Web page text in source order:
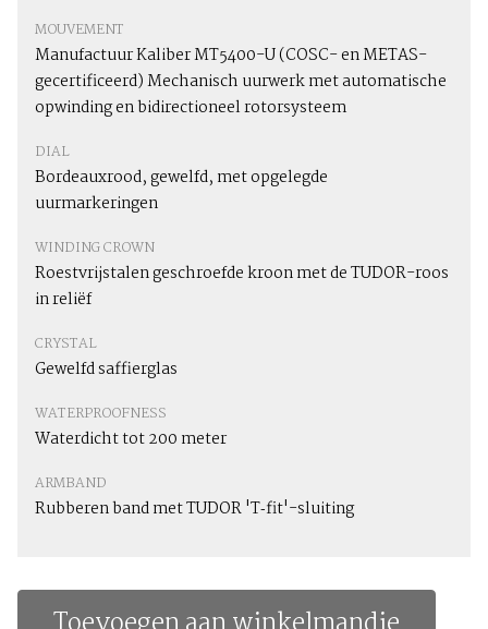
MOUVEMENT
Manufactuur Kaliber MT5400-U (COSC- en METAS-
gecertificeerd) Mechanisch uurwerk met automatische
opwinding en bidirectioneel rotorsysteem
DIAL
Bordeauxrood, gewelfd, met opgelegde
uurmarkeringen
WINDING CROWN
Roestvrijstalen geschroefde kroon met de TUDOR-roos
in reliëf
CRYSTAL
Gewelfd saffierglas
WATERPROOFNESS
Waterdicht tot 200 meter
ARMBAND
Rubberen band met TUDOR 'T‑fit'-sluiting